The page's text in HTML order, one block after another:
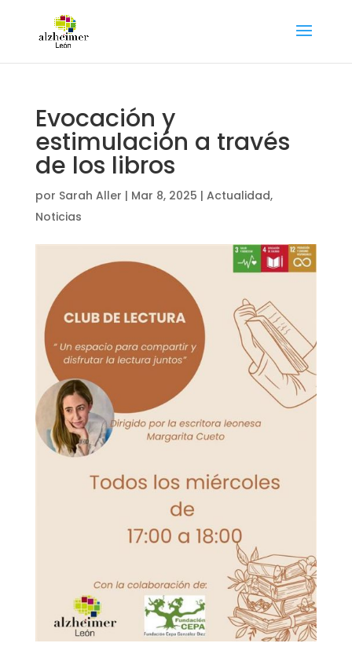
Evocación y
estimulación a través
de los libros
por Sarah Aller | Mar 8, 2025 | Actualidad,
Noticias